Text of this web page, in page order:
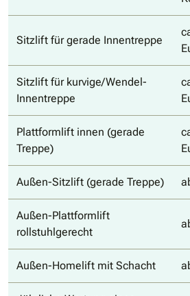
Sitzlift für gerade Innentreppe
Sitzlift für kurvige/Wendel-
Innentreppe
Plattformlift innen (gerade
Treppe)
Außen-Sitzlift (gerade Treppe)
Außen-Plattformlift
rollstuhlgerecht
Außen-Homelift mit Schacht